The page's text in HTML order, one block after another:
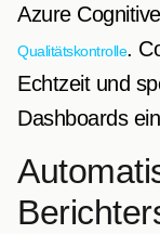
Azure
Qualitätskontrolle.
Echtzeit und
Dashboards